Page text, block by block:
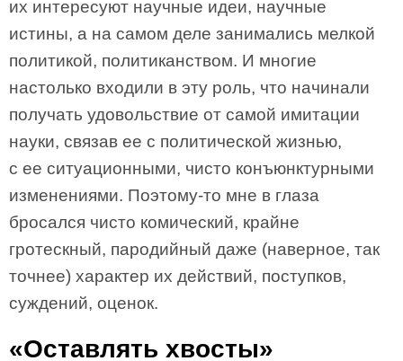
их интересуют научные идеи, научные
истины, а на самом деле занимались мелкой
политикой, политиканством. И многие
настолько входили в эту роль, что начинали
получать удовольствие от самой имитации
науки, связав ее с политической жизнью,
с ее ситуационными, чисто конъюнктурными
изменениями. Поэтому-то мне в глаза
бросался чисто комический, крайне
гротескный, пародийный даже (наверное, так
точнее) характер их действий, поступков,
суждений, оценок.
«Оставлять хвосты»